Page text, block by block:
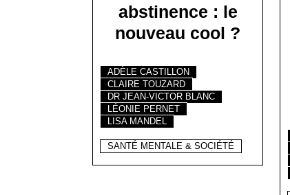
abstinence : le
nouveau cool ?
ADÈLE CASTILLON
CLAIRE TOUZARD
DR JEAN-VICTOR BLANC
LÉONIE PERNET
LISA MANDEL
SANTÉ MENTALE & SOCIÉTÉ